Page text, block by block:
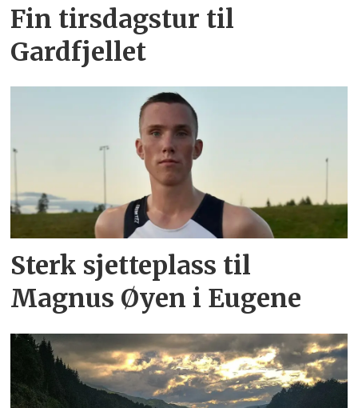
Fin tirsdagstur til
Gardfjellet
Sterk sjetteplass til
Magnus Øyen i Eugene